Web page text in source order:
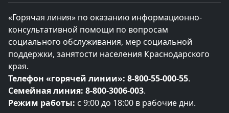
«Горячая линия» по оказанию информационно-
консультативной помощи по вопросам
социального обслуживания, мер социальной
поддержки, занятости населения Краснодарского
края.
Телефон «горячей линии»: 8-800-55-000-55.
Семейная линия: 8-800-3006-003.
Режим работы: с 9:00 до 18:00 в рабочие дни.